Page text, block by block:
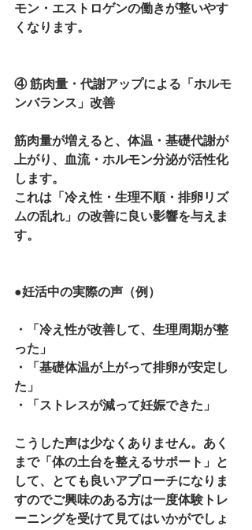
モン・エストロゲンの働きが整いやす
くなります。
④ 筋肉量・代謝アップによる「ホルモ
ンバランス」改善
筋肉量が増えると、体温・基礎代謝が
上がり、血流・ホルモン分泌が活性化
します。
これは「冷え性・生理不順・排卵リズ
ムの乱れ」の改善に良い影響を与えま
す。
●妊活中の実際の声（例）
・「冷え性が改善して、生理周期が整
った」
・「基礎体温が上がって排卵が安定し
た」
・「ストレスが減って妊娠できた」
こうした声は少なくありません。あく
まで「体の土台を整えるサポート」と
して、とても良いアプローチになりま
すのでご興味のある方は一度体験トレ
ーニングを受けて見てはいかがでしょ